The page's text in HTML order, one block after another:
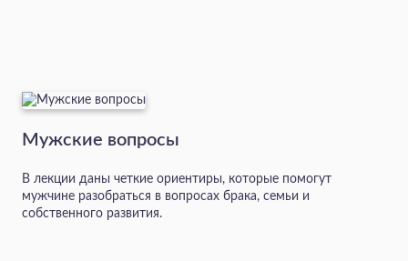
Мужские вопросы
В лекции даны четкие ориентиры, которые помогут
мужчине разобраться в вопросах брака, семьи и
собственного развития.